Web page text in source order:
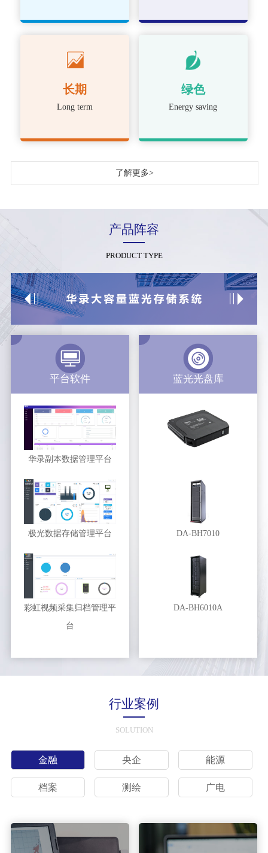
长期
Long term
绿色
Energy saving
了解更多>
产品阵容
PRODUCT TYPE
平台软件
华录副本数据管理平台
极光数据存储管理平台
彩虹视频采集归档管理平
台
蓝光光盘库
DA-BH7010
DA-BH6010A
行业案例
SOLUTION
金融 央企 能源
档案 测绘 广电